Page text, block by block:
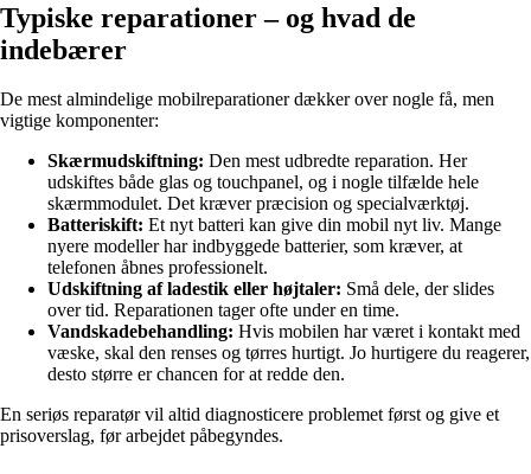
Typiske reparationer – og hvad de
indebærer
De mest almindelige mobilreparationer dækker over nogle få, men
vigtige komponenter:
Skærmudskiftning: Den mest udbredte reparation. Her
udskiftes både glas og touchpanel, og i nogle tilfælde hele
skærmmodulet. Det kræver præcision og specialværktøj.
Batteriskift: Et nyt batteri kan give din mobil nyt liv. Mange
nyere modeller har indbyggede batterier, som kræver, at
telefonen åbnes professionelt.
Udskiftning af ladestik eller højtaler: Små dele, der slides
over tid. Reparationen tager ofte under en time.
Vandskadebehandling: Hvis mobilen har været i kontakt med
væske, skal den renses og tørres hurtigt. Jo hurtigere du reagerer,
desto større er chancen for at redde den.
En seriøs reparatør vil altid diagnosticere problemet først og give et
prisoverslag, før arbejdet påbegyndes.